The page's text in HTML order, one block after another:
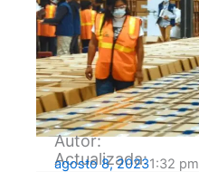
Autor:
Actualizada:
agosto 8, 20231:32 pm